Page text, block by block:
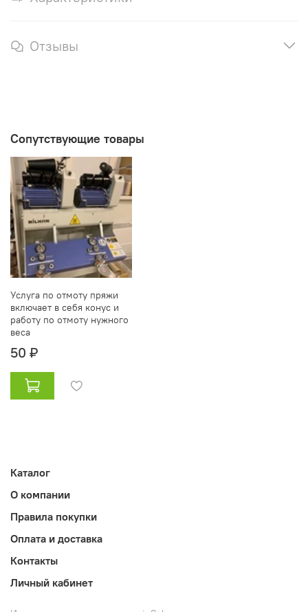
Отзывы
Сопутствующие товары
Услуга по отмоту пряжи
включает в себя конус и
работу по отмоту нужного
веса
50 ₽
Каталог
О компании
Правила покупки
Оплата и доставка
Контакты
Личный кабинет